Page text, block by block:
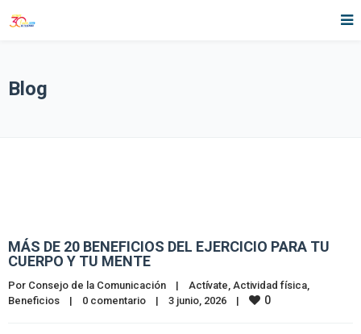
Blog
MÁS DE 20 BENEFICIOS DEL EJERCICIO PARA TU
CUERPO Y TU MENTE
Por Consejo de la Comunicación | Actívate, Actividad física
Beneficios
| 0 comentario | 3 junio, 2026 | 0